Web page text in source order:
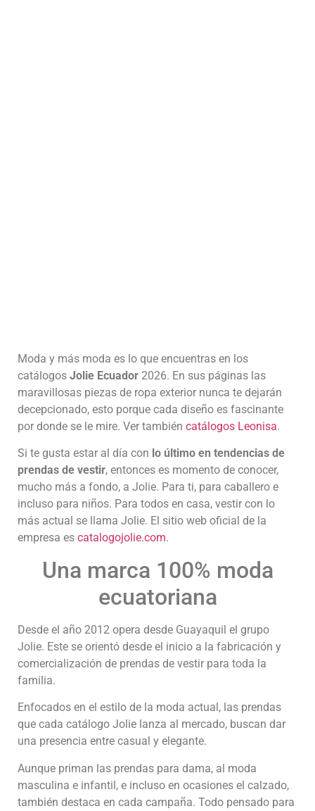
Moda y más moda es lo que encuentras en los
catálogos Jolie Ecuador 2026. En sus páginas las
maravillosas piezas de ropa exterior nunca te dejarán
decepcionado, esto porque cada diseño es fascinante
por donde se le mire. Ver también catálogos Leonisa.
Si te gusta estar al día con lo último en tendencias de
prendas de vestir, entonces es momento de conocer,
mucho más a fondo, a Jolie. Para ti, para caballero e
incluso para niños. Para todos en casa, vestir con lo
más actual se llama Jolie. El sitio web oficial de la
empresa es catalogojolie.com.
Una marca 100% moda
ecuatoriana
Desde el año 2012 opera desde Guayaquil el grupo
Jolie. Este se orientó desde el inicio a la fabricación y
comercialización de prendas de vestir para toda la
familia.
Enfocados en el estilo de la moda actual, las prendas
que cada catálogo Jolie lanza al mercado, buscan dar
una presencia entre casual y elegante.
Aunque priman las prendas para dama, al moda
masculina e infantil, e incluso en ocasiones el calzado,
también destaca en cada campaña. Todo pensado para